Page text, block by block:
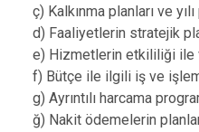
ç) Kalkınma planları ve
d) Faaliyetlerin stratejik
e) Hizmetlerin etkililiği ile
f) Bütçe ile ilgili iş ve
g) Ayrıntılı harcama
ğ) Nakit ödemelerin